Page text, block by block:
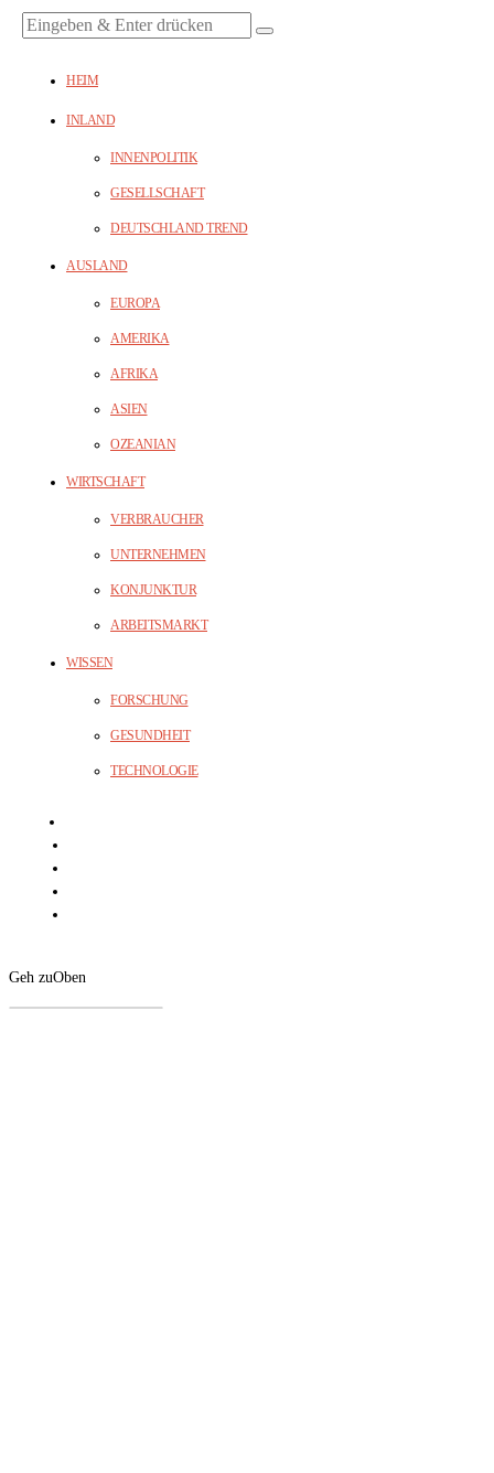
HEIM
INLAND
INNENPOLITIK
GESELLSCHAFT
DEUTSCHLAND TREND
AUSLAND
EUROPA
AMERIKA
AFRIKA
ASIEN
OZEANIAN
WIRTSCHAFT
VERBRAUCHER
UNTERNEHMEN
KONJUNKTUR
ARBEITSMARKT
WISSEN
FORSCHUNG
GESUNDHEIT
TECHNOLOGIE
Geh zuOben